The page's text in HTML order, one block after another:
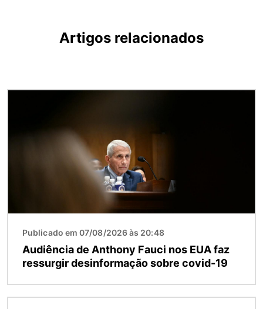
Artigos relacionados
Publicado em 07/08/2026 às 20:48
Audiência de Anthony Fauci nos EUA faz
ressurgir desinformação sobre covid-19